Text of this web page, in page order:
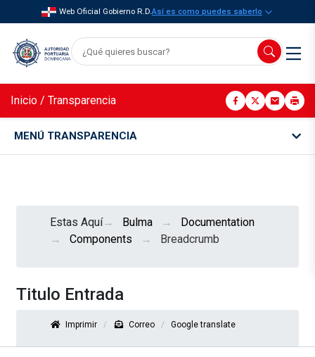
Web Oficial Gobierno R.D.Así es como puedes saberlo
Inicio / Transparencia
MENÚ TRANSPARENCIA
Estas Aquí Bulma
Documentation
Components
Breadcrumb
Titulo Entrada
Imprimir Correo Google translate